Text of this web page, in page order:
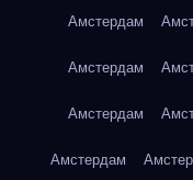
Амстердам
Амстердам
Амстердам
Амстердам